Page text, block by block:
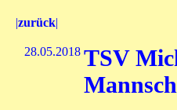
|zurück|
28.05.2018 TSV